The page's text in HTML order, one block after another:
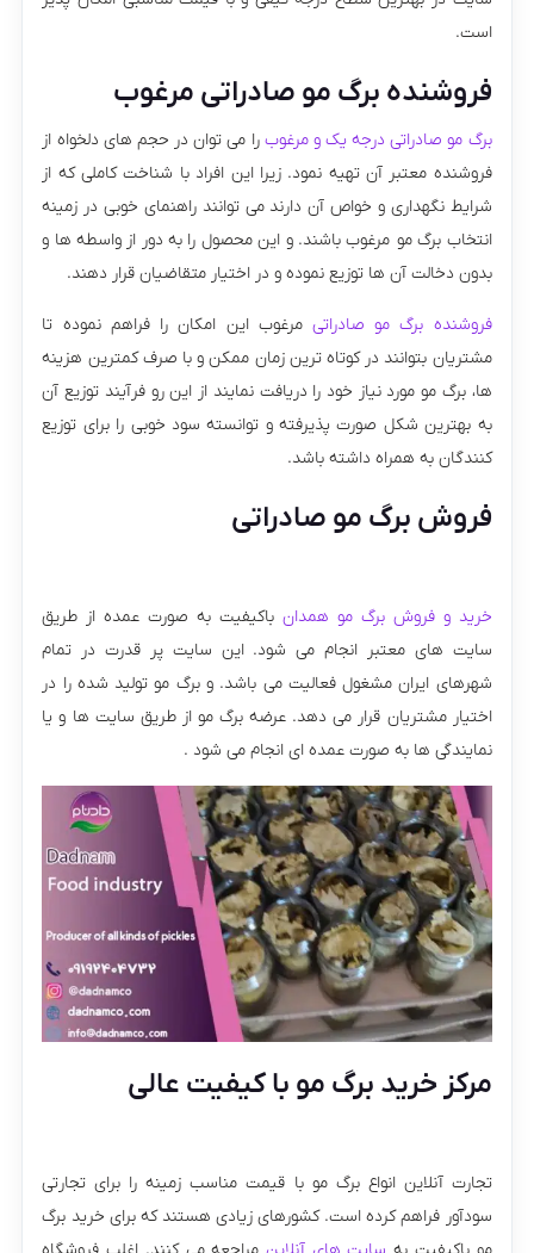
است.
فروشنده برگ مو صادراتی مرغوب
برگ مو صادراتی درجه یک و مرغوب را می توان در حجم های دلخواه از
فروشنده معتبر آن تهیه نمود. زیرا این افراد با شناخت کاملی که از
شرایط نگهداری و خواص آن دارند می توانند راهنمای خوبی در زمینه
انتخاب برگ مو مرغوب باشند. و این محصول را به دور از واسطه ها و
بدون دخالت آن ها توزیع نموده و در اختیار متقاضیان قرار دهند.
فروشنده برگ مو صادراتی مرغوب این امکان را فراهم نموده تا
مشتریان بتوانند در کوتاه ترین زمان ممکن و با صرف کمترین هزینه
ها، برگ مو مورد نیاز خود را دریافت نمایند از این رو فرآیند توزیع آن
به بهترین شکل صورت پذیرفته و توانسته سود خوبی را برای توزیع
کنندگان به همراه داشته باشد.
فروش برگ مو صادراتی
خرید و فروش برگ مو همدان باکیفیت به صورت عمده از طریق
سایت های معتبر انجام می شود. این سایت پر قدرت در تمام
شهرهای ایران مشغول فعالیت می باشد. و برگ مو تولید شده را در
اختیار مشتریان قرار می دهد. عرضه برگ مو از طریق سایت ها و یا
نمایندگی ها به صورت عمده ای انجام می شود .
مرکز خرید برگ مو با کیفیت عالی
تجارت آنلاین انواع برگ مو با قیمت مناسب زمینه را برای تجارتی
سودآور فراهم کرده است. کشورهای زیادی هستند که برای خرید برگ